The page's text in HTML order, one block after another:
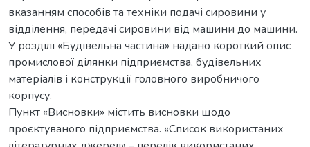
вказанням способів та техніки подачі сировини у
відділення, передачі сировини від машини до машини.
У розділі «Будівельна частина» надано короткий опис
промислової ділянки підприємства, будівельних
матеріалів і конструкції головного виробничого
корпусу.
Пункт «Висновки» містить висновки щодо
проєктуваного підприємства. «Список використаних